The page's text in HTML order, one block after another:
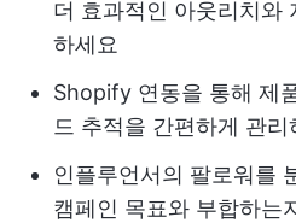
더 효과적인 아웃리치와
하세요
Shopify 연동을 통해 제
드 추적을 간편하게 관리
인플루언서의 팔로워를
캠페인 목표와 부합하는